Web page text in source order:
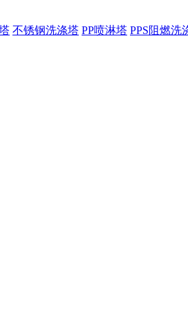
不锈钢洗涤塔 PP喷淋塔 PPS阻燃洗